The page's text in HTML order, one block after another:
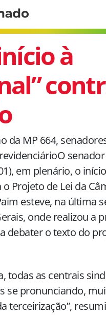
à
da MP 664,
senador
em plenário, o
Projeto de Lei da
esteve, na última
onde realizou a
debater o texto do
todas as centrais
se pronunciando,
terceirização”,